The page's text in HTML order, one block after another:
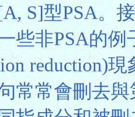
S]型PSA。
些非PSA的
reduction)
常常會刪去